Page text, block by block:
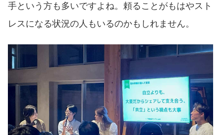
手という方も多いですよね。頼ることがもはやスト
レスになる状況の人もいるのかもしれません。